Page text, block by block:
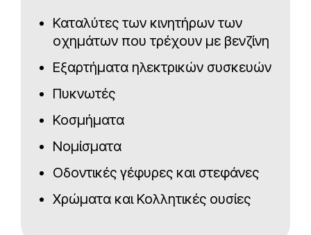
Καταλύτες των κινητήρων των
οχημάτων που τρέχουν με βενζίνη
Εξαρτήματα ηλεκτρικών συσκευών
Πυκνωτές
Κοσμήματα
Νομίσματα
Οδοντικές γέφυρες και στεφάνες
Χρώματα και Κολλητικές ουσίες